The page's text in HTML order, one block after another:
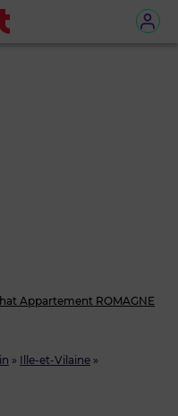
» Ille-et-Vilaine »
Appartement ROMAGNE